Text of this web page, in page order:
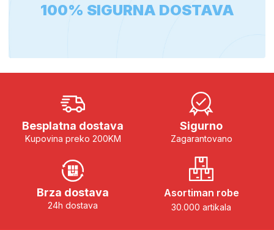
100% SIGURNA DOSTAVA
Besplatna dostava
Kupovina preko 200KM
Sigurno
Zagarantovano
Brza dostava
24h dostava
Asortiman robe
30.000 artikala